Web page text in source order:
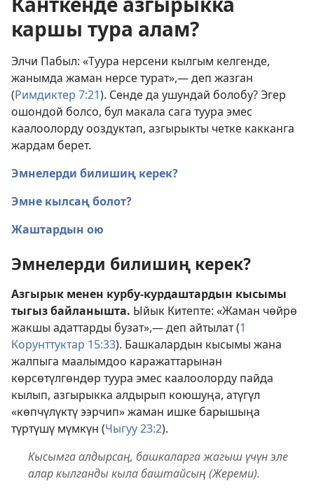
каршы тура алам?
Элчи Пабыл: «Туура нерсени кылгым келгенде,
жанымда жаман нерсе турат»,— деп жазган
(Римдиктер 7:21). Сенде да ушундай болобу? Эгер
ошондой болсо, бул макала сага туура эмес
каалоолорду ооздуктап, азгырыкты четке какканга
жардам берет.
Эмнелерди билишиң керек?
Эмне кылсаң болот?
Жаштардын ою
Эмнелерди билишиң керек?
Азгырык менен курбу-курдаштардын кысымы
тыгыз байланышта. Ыйык Китепте: «Жаман чөйрө
жакшы адаттарды бузат»,— деп айтылат (1
Корунттуктар 15:33). Башкалардын кысымы жана
жалпыга маалымдоо каражаттарынан
көрсөтүлгөндөр туура эмес каалоолорду пайда
кылып, азгырыкка алдырып коюшуңа, атүгүл
«көпчүлүктү ээрчип» жаман ишке барышыңа
түртүшү мүмкүн (Чыгуу 23:2).
Кысымга алдырсаң, башкаларга жагыш үчүн эле
алар кылганды кыла баштайсың (Жереми).